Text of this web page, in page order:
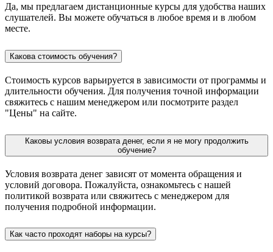
Да, мы предлагаем дистанционные курсы для удобства наших
слушателей. Вы можете обучаться в любое время и в любом
месте.
Какова стоимость обучения?
Стоимость курсов варьируется в зависимости от программы и
длительности обучения. Для получения точной информации
свяжитесь с нашим менеджером или посмотрите раздел
"Цены" на сайте.
Каковы условия возврата денег, если я не могу продолжить
обучение?
Условия возврата денег зависят от момента обращения и
условий договора. Пожалуйста, ознакомьтесь с нашей
политикой возврата или свяжитесь с менеджером для
получения подробной информации.
Как часто проходят наборы на курсы?